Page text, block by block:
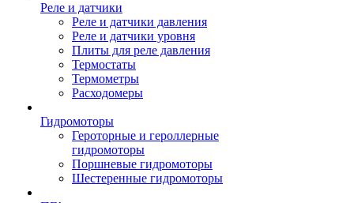
Реле и датчики
Реле и датчики давления
Реле и датчики уровня
Плиты для реле давления
Термостаты
Термометры
Расходомеры
Гидромоторы
Героторные и героллерные
гидромоторы
Поршневые гидромоторы
Шестеренные гидромоторы